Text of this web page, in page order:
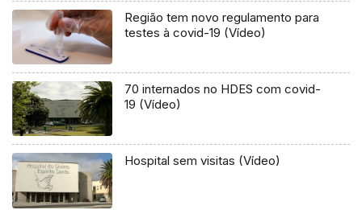
Região tem novo regulamento para
testes à covid-19 (Vídeo)
70 internados no HDES com covid-
19 (Vídeo)
Hospital sem visitas (Vídeo)